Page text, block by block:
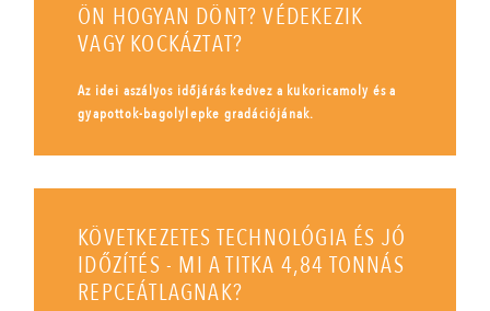
ÖN HOGYAN DÖNT? VÉDEKEZIK
VAGY KOCKÁZTAT?
Az idei aszályos időjárás kedvez a kukoricamoly és a
gyapottok-bagolylepke gradációjának.
KÖVETKEZETES TECHNOLÓGIA ÉS JÓ
IDŐZÍTÉS - MI A TITKA 4,84 TONNÁS
REPCEÁTLAGNAK?